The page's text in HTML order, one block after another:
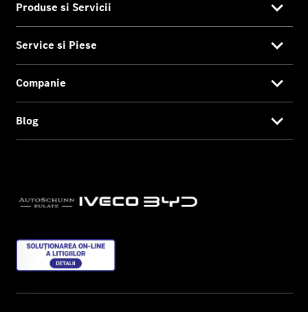
Produse si Servicii
Service si Piese
Companie
Blog